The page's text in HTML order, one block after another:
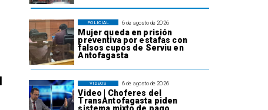
6 de agosto de 2026
Mujer queda en prisión
preventiva por estafas con
falsos cupos de Serviu en
Antofagasta
POLICIAL
6 de agosto de 2026
Video | Choferes del
TransAntofagasta piden
VIDEOS